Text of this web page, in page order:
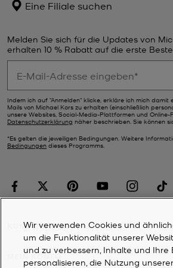
Eine Filiale suchen
Melden Sie sich für die Updates von
erhalten 10 % Rabatt auf die erste
Indem ich auf "Anmelden" klicke, erkläre ich mich damit
Mails von Michael Kors zu erhalten (einschließlich
unsere Websites, Social-Media-Plattformen und Online-
Datenschutzerklärung näher beschrieben. Sie können
*Es gelten die jeweiligen Bedingungen. Weitere
Bedingungen dieses Programms.
KUNDENDIENST
MEIN KONTO
Wir verwenden Cookies und
um die Funktionalität unserer
und zu verbessern, Inhalte und Ihre
personalisieren, die Nutzung